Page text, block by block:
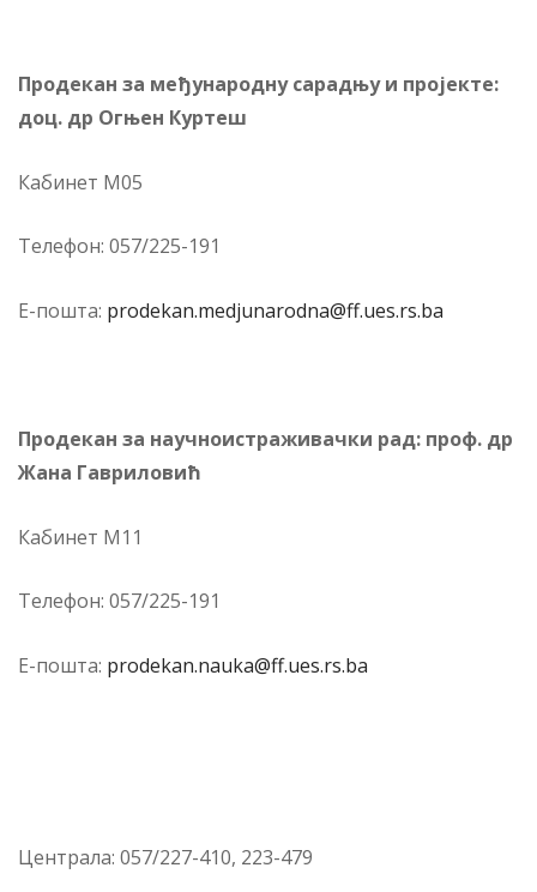
Про­де­кан за међународну сарадњу и пројекте:
доц. др Огњен Куртеш
Ка­би­нет М05
Те­ле­фон: 057/225-191
Е-по­шта: prodekan.medjunarodna@ff.ues.rs.ba
Про­де­кан за научноистраживачки рад: проф. др
Жана Гавриловић
Ка­би­нет М11
Те­ле­фон: 057/225-191
Е-по­шта: prodekan.nauka@ff.ues.rs.ba
Цен­тра­ла: 057/227-410, 223-479